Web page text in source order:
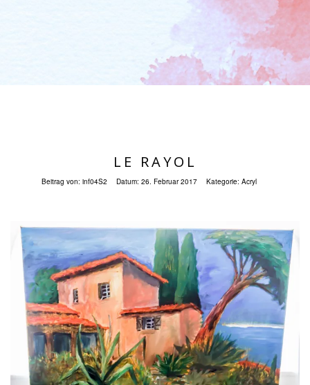
LE RAYOL
Beitrag von: inf04S2 Datum: 26. Februar 2017 Kategorie: Acryl